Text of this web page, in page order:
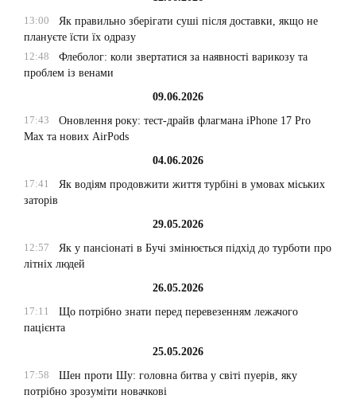
13:00
Як правильно зберігати суші після доставки, якщо не
плануєте їсти їх одразу
12:48
Флеболог: коли звертатися за наявності варикозу та
проблем із венами
09.06.2026
17:43
Оновлення року: тест-драйв флагмана iPhone 17 Pro
Max та нових AirPods
04.06.2026
17:41
Як водіям продовжити життя турбіні в умовах міських
заторів
29.05.2026
12:57
Як у пансіонаті в Бучі змінюється підхід до турботи про
літніх людей
26.05.2026
17:11
Що потрібно знати перед перевезенням лежачого
пацієнта
25.05.2026
17:58
Шен проти Шу: головна битва у світі пуерів, яку
потрібно зрозуміти новачкові